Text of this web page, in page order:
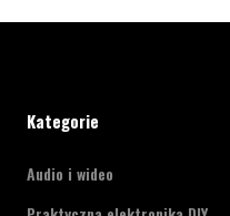
Kategorie
Audio i wideo